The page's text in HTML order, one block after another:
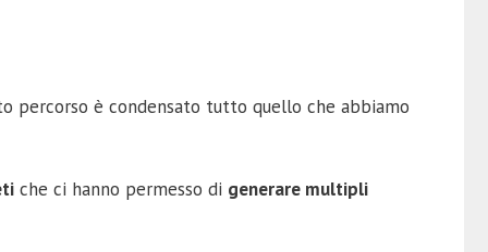
percorso è condensato tutto quello che abbiamo
che ci hanno permesso di generare multipli